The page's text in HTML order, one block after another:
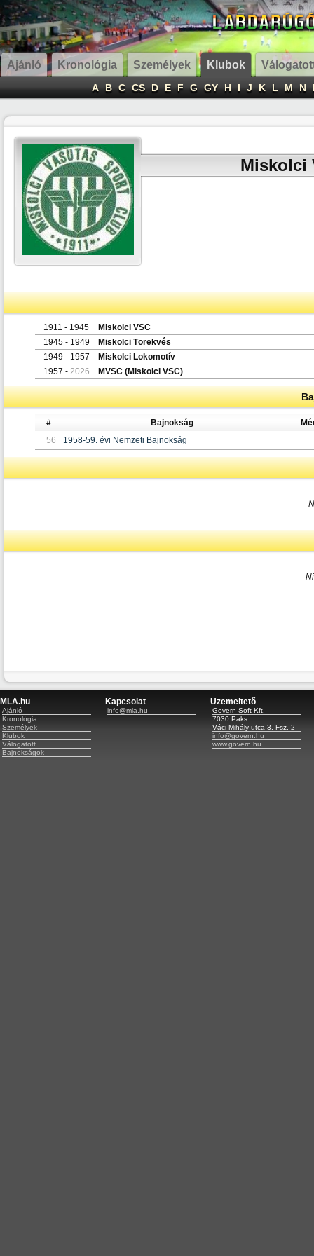
Ajánló Kronológia Személyek Klubok
A B C CS D E F G GY H I J K L M N
Miskolci
1911 - 1945
Miskolci VSC
1945 - 1949
Miskolci Törekvés
1949 - 1957
Miskolci Lokomotív
1957 - 2026 MVSC (Miskolci VSC)
# Bajnokság
56
1958-59. évi Nemzeti Bajnokság
MLA.hu
Ajánló
Kronológia
Személyek
Klubok
Válogatott
Bajnokságok
Kapcsolat
info@mla.hu
Üzemeltető
Govern-Soft Kft.
7030 Paks
Váci Mihály utca 3. Fsz. 2
info@govern.hu
www.govern.hu